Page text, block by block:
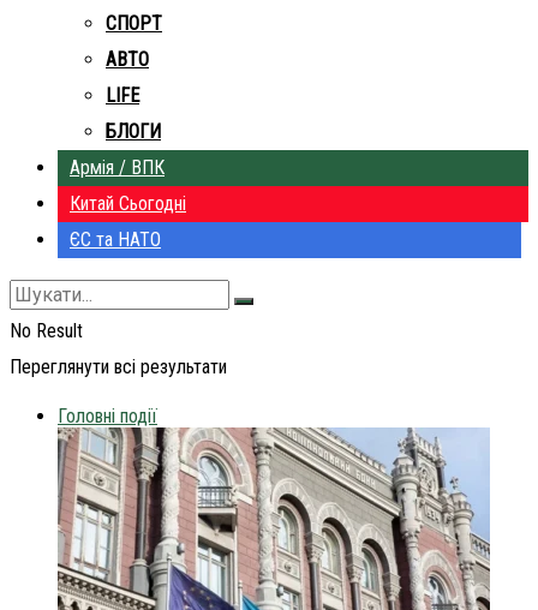
СПОРТ
АВТО
LIFE
БЛОГИ
Армія / ВПК
Китай Сьогодні
ЄС та НАТО
No Result
Переглянути всі результати
Головні події